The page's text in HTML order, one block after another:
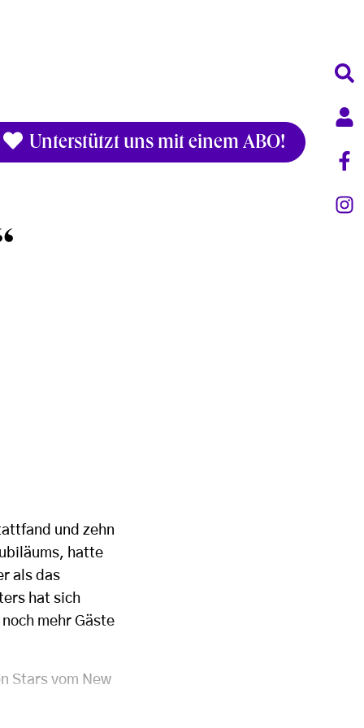
Unterstützt uns mit einem ABO!
und zehn
hatte
als das
hat sich
mehr Gäste
Stars vom New